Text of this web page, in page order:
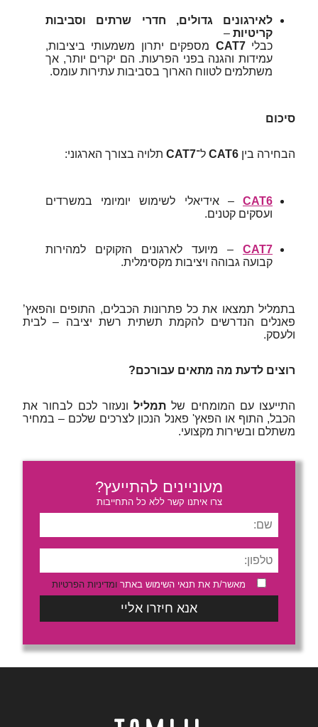
לאירגונים גדולים, חדרי שרתים וסביבות
קריטיות –
כבליCAT7 מספקים יתרון משמעותי ביציבות,
עמידות והגנה בפני הפרעות. הם יקרים יותר, אך
משתלמים לטווח הארוך בסביבות עתירות עומס.
סיכום
הבחירה בין CAT6 ל־CAT7 תלויה בצורך הארגוני:
CAT6 – אידיאלי לשימוש יומיומי במשרדים
ועסקים קטנים.
CAT7 – מיועד לארגונים הזקוקים למהירות
קבועה גבוהה ויציבות מקסימלית.
בתמליל תמצאו את כל פתרונות הכבלים, התופים והפאץ’
פאנלים הנדרשים להקמת תשתית רשת יציבה – לבית
ולעסק.
רוצים לדעת מה מתאים עבורכם?
התייעצו עם המומחים של תמליל ונעזור לכם לבחור את
הכבל, התוף או הפאץ' פאנל הנכון לצרכים שלכם – במחיר
משתלם ובשירות מקצועי.
מעוניינים להתייעץ?
צרו איתנו קשר ללא כל התחייבות
מאשר/ת את תנאי השימוש באתר ומדיניות הפרטיות